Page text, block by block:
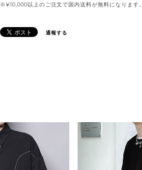
※¥10,000以上のご注文で国内送料が無料になります。
通報する